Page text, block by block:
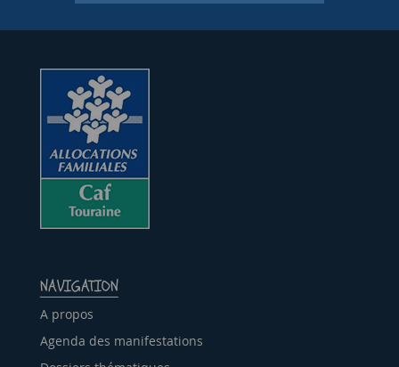
NAVIGATION
A propos
Agenda des manifestations